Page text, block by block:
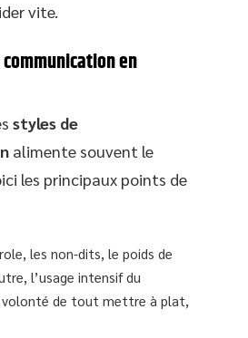
vite.
en
styles de
alimente souvent le
les principaux points de
les non-dits, le poids de
l’usage intensif du
volonté de tout mettre à plat,